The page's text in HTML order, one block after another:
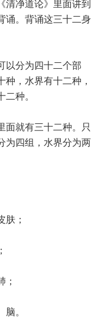
清净道论》里面讲到
诵。背诵这三十二身
以分为四十二个部
，水界有十二种，
种。
面就有三十二种。只
为四组，水界分为两
肤；
；
。